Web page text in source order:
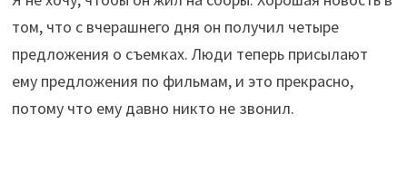
том, что с вчерашнего дня он получил четыре
предложения о съемках. Люди теперь присылают
ему предложения по фильмам, и это прекрасно,
потому что ему давно никто не звонил.